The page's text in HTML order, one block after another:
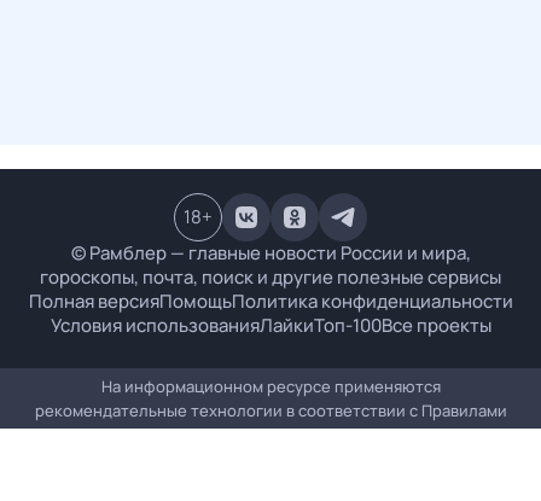
© Рамблер — главные новости России и мира,
гороскопы, почта, поиск и другие полезные сервисы
Полная версияПомощьПолитика конфиденциальности
Условия использованияЛайкиТоп-100Все проекты
18+
На информационном ресурсе применяются
рекомендательные технологии в соответствии с Правилами